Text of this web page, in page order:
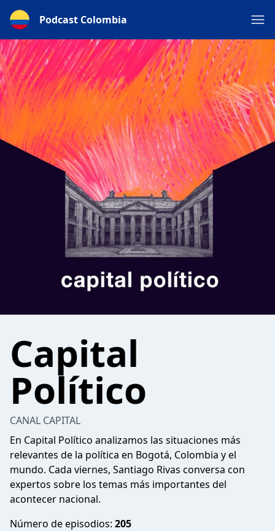
Podcast Colombia
Capital
Político
CANAL CAPITAL
En Capital Político analizamos las situaciones más
relevantes de la política en Bogotá, Colombia y el
mundo. Cada viernes, Santiago Rivas conversa con
expertos sobre los temas más importantes del
acontecer nacional.
Número de episodios: 205